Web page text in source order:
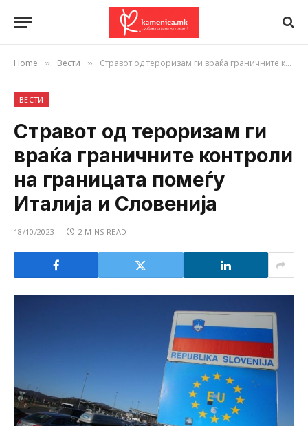
Home » Вести » Стравот од тероризам ги враќа граничните контроли на границата помеѓу Италија и Словенија
ВЕСТИ
Стравот од тероризам ги
враќа граничните контроли
на границата помеѓу
Италија и Словенија
18/10/2023 2 MINS READ